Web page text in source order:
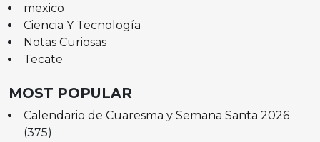
mexico
Ciencia Y Tecnología
Notas Curiosas
Tecate
MOST POPULAR
Calendario de Cuaresma y Semana Santa 2026
(375)